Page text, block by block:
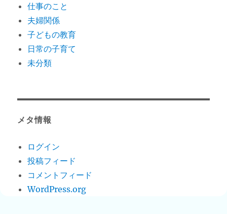
仕事のこと
夫婦関係
子どもの教育
日常の子育て
未分類
メタ情報
ログイン
投稿フィード
コメントフィード
WordPress.org